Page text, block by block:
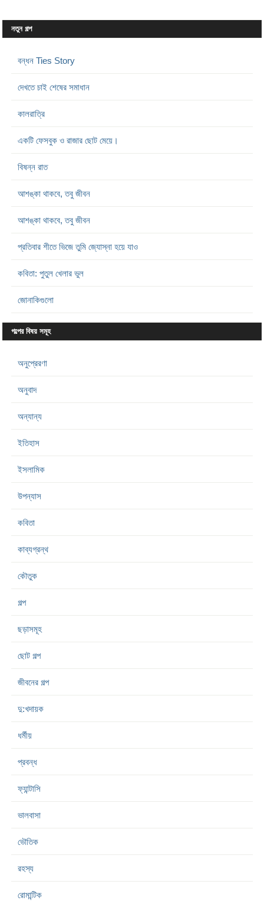
নতুন গল্প
বন্ধন Ties Story
দেখতে চাই শেষের সমাধান
কালরাত্রি
একটি ফেসবুক ও রাজার ছোট মেয়ে।
বিষন্ন রাত
আশঙ্কা থাকবে, তবু জীবন
আশঙ্কা থাকবে, তবু জীবন
প্রতিবার শীতে ভিজে তুমি জ্যোস্না হয়ে যাও
কবিতা: পুতুল খেলার ভুল
জোনাকিগুলো
গল্পের বিষয় সমূহ
অনুপ্রেরণা
অনুবাদ
অন্যান্য
ইতিহাস
ইসলামিক
উপন্যাস
কবিতা
কাব্যগ্রন্থ
কৌতুক
গল্প
ছড়াসমূহ
ছোট গল্প
জীবনের গল্প
দু:খদায়ক
ধর্মীয়
প্রবন্ধ
ফ্যান্টাসি
ভালবাসা
ভৌতিক
রহস্য
রোমান্টিক